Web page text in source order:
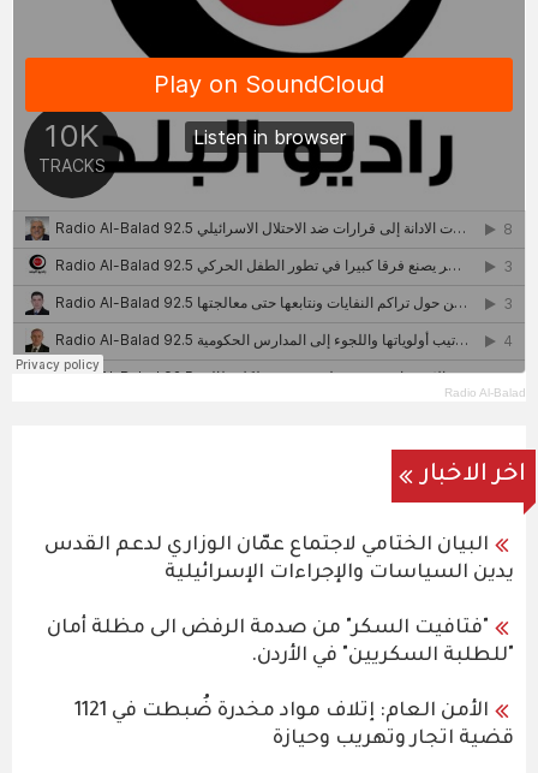
Radio Al-Balad
اخر الاخبار
البيان الختامي لاجتماع عمّان الوزاري لدعم القدس
يدين السياسات والإجراءات الإسرائيلية
"فتافيت السكر" من صدمة الرفض الى مظلة أمان
"للطلبة السكريين" في الأردن.
الأمن العام: إتلاف مواد مخدرة ضُبطت في 1121
قضية اتجار وتهريب وحيازة